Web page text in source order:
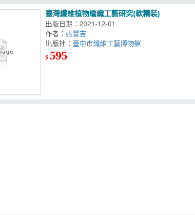
臺灣纖維植物編織工藝研究(軟精裝)
出版日期：2021-12-01
作者：張豐吉
出版社：
$ 595